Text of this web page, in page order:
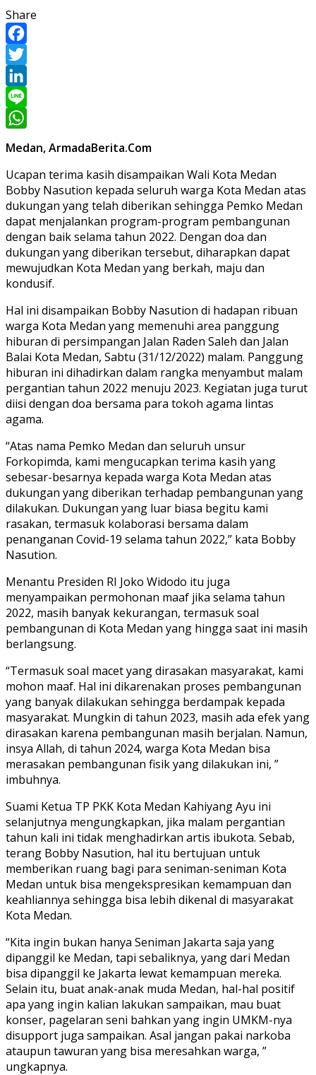
Share
Facebook
Twitter
LinkedIn
Line
Medan, ArmadaBerita.Com
Ucapan terima kasih disampaikan Wali Kota Medan
Bobby Nasution kepada seluruh warga Kota Medan atas
dukungan yang telah diberikan sehingga Pemko Medan
dapat menjalankan program-program pembangunan
dengan baik selama tahun 2022. Dengan doa dan
dukungan yang diberikan tersebut, diharapkan dapat
mewujudkan Kota Medan yang berkah, maju dan
kondusif.
Hal ini disampaikan Bobby Nasution di hadapan ribuan
warga Kota Medan yang memenuhi area panggung
hiburan di persimpangan Jalan Raden Saleh dan Jalan
Balai Kota Medan, Sabtu (31/12/2022) malam. Panggung
hiburan ini dihadirkan dalam rangka menyambut malam
pergantian tahun 2022 menuju 2023. Kegiatan juga turut
diisi dengan doa bersama para tokoh agama lintas
agama.
“Atas nama Pemko Medan dan seluruh unsur
Forkopimda, kami mengucapkan terima kasih yang
sebesar-besarnya kepada warga Kota Medan atas
dukungan yang diberikan terhadap pembangunan yang
dilakukan. Dukungan yang luar biasa begitu kami
rasakan, termasuk kolaborasi bersama dalam
penanganan Covid-19 selama tahun 2022,” kata Bobby
Nasution.
Menantu Presiden RI Joko Widodo itu juga
menyampaikan permohonan maaf jika selama tahun
2022, masih banyak kekurangan, termasuk soal
pembangunan di Kota Medan yang hingga saat ini masih
berlangsung.
“Termasuk soal macet yang dirasakan masyarakat, kami
mohon maaf. Hal ini dikarenakan proses pembangunan
yang banyak dilakukan sehingga berdampak kepada
masyarakat. Mungkin di tahun 2023, masih ada efek yang
dirasakan karena pembangunan masih berjalan. Namun,
insya Allah, di tahun 2024, warga Kota Medan bisa
merasakan pembangunan fisik yang dilakukan ini, ”
imbuhnya.
Suami Ketua TP PKK Kota Medan Kahiyang Ayu ini
selanjutnya mengungkapkan, jika malam pergantian
tahun kali ini tidak menghadirkan artis ibukota. Sebab,
terang Bobby Nasution, hal itu bertujuan untuk
memberikan ruang bagi para seniman-seniman Kota
Medan untuk bisa mengekspresikan kemampuan dan
keahliannya sehingga bisa lebih dikenal di masyarakat
Kota Medan.
“Kita ingin bukan hanya Seniman Jakarta saja yang
dipanggil ke Medan, tapi sebaliknya, yang dari Medan
bisa dipanggil ke Jakarta lewat kemampuan mereka.
Selain itu, buat anak-anak muda Medan, hal-hal positif
apa yang ingin kalian lakukan sampaikan, mau buat
konser, pagelaran seni bahkan yang ingin UMKM-nya
disupport juga sampaikan. Asal jangan pakai narkoba
ataupun tawuran yang bisa meresahkan warga, ”
ungkapnya.